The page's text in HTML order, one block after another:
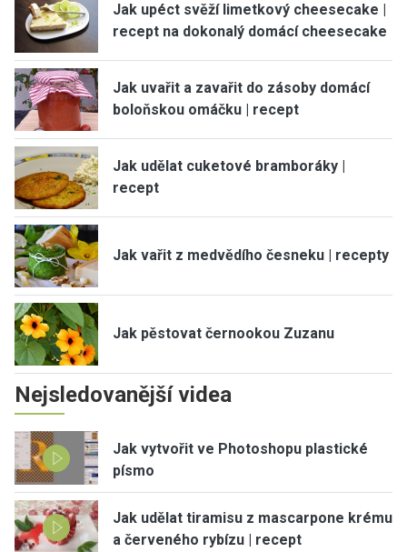
Jak upéct svěží limetkový cheesecake |
recept na dokonalý domácí cheesecake
Jak uvařit a zavařit do zásoby domácí
boloňskou omáčku | recept
Jak udělat cuketové bramboráky |
recept
Jak vařit z medvědího česneku | recepty
Jak pěstovat černookou Zuzanu
Nejsledovanější videa
Jak vytvořit ve Photoshopu plastické
písmo
Jak udělat tiramisu z mascarpone krému
a červeného rybízu | recept